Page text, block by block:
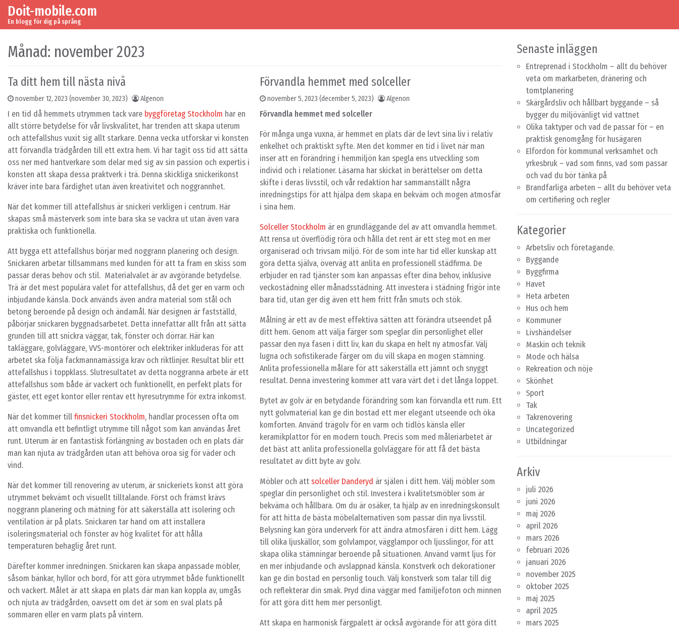
Skip to content
Main Navigation
Doit-mobile.com
En blogg för dig på språng
Månad: november 2023
Ta ditt hem till nästa nivå
november 12, 2023 (november 30, 2023) Algenon
I en tid då hemmets utrymmen tack vare byggföretag Stockholm har en
allt större betydelse för vår livskvalitet, har trenden att skapa uterum
och attefallshus vuxit sig allt starkare. Denna vecka utforskar vi konsten
att förvandla trädgården till ett extra hem. Vi har tagit oss tid att sätta
oss ner med hantverkare som delar med sig av sin passion och expertis i
konsten att skapa dessa praktverk i trä. Denna skickliga snickerikonst
kräver inte bara färdighet utan även kreativitet och noggrannhet.
När det kommer till attefallshus är snickeri verkligen i centrum. Här
skapas små mästerverk som inte bara ska se vackra ut utan även vara
praktiska och funktionella.
Att bygga ett attefallshus börjar med noggrann planering och design.
Snickaren arbetar tillsammans med kunden för att ta fram en skiss som
passar deras behov och stil. Materialvalet är av avgörande betydelse.
Trä är det mest populära valet för attefallshus, då det ger en varm och
inbjudande känsla. Dock används även andra material som stål och
betong beroende på design och ändamål. När designen är fastställd,
påbörjar snickaren byggnadsarbetet. Detta innefattar allt från att sätta
grunden till att snickra väggar, tak, fönster och dörrar. Här kan
takläggare, golvläggare, VVS-montörer och elektriker inkluderas för att
arbetet ska följa fackmannamässiga krav och riktlinjer. Resultat blir ett
attefallshus i toppklass. Slutresultatet av detta noggranna arbete är ett
attefallshus som både är vackert och funktionellt, en perfekt plats för
gäster, ett eget kontor eller rentav ett hyresutrymme för extra inkomst.
När det kommer till finsnickeri Stockholm, handlar processen ofta om
att omvandla ett befintligt utrymme till något som kan användas året
runt. Uterum är en fantastisk förlängning av bostaden och en plats där
man kan njuta av trädgården utan att behöva oroa sig för väder och
vind.
När det kommer till renovering av uterum, är snickeriets konst att göra
utrymmet bekvämt och visuellt tilltalande. Först och främst krävs
noggrann planering och mätning för att säkerställa att isolering och
ventilation är på plats. Snickaren tar hand om att installera
isoleringsmaterial och fönster av hög kvalitet för att hålla
temperaturen behaglig året runt.
Därefter kommer inredningen. Snickaren kan skapa anpassade möbler,
såsom bänkar, hyllor och bord, för att göra utrymmet både funktionellt
och vackert. Målet är att skapa en plats där man kan koppla av, umgås
och njuta av trädgården, oavsett om det är som en sval plats på
sommaren eller en varm plats på vintern.
Förvandla hemmet med solceller
november 5, 2023 (december 5, 2023) Algenon
Förvandla hemmet med solceller
För många unga vuxna, är hemmet en plats där de levt sina liv i relativ
enkelhet och praktiskt syfte. Men det kommer en tid i livet när man
inser att en förändring i hemmiljön kan spegla ens utveckling som
individ och i relationer. Läsarna har skickat in berättelser om detta
skifte i deras livsstil, och vår redaktion har sammanställt några
inredningstips för att hjälpa dem skapa en bekväm och mogen atmosfär
i sina hem.
Solceller Stockholm är en grundläggande del av att omvandla hemmet.
Att rensa ut överflödig röra och hålla det rent är ett steg mot en mer
organiserad och trivsam miljö. För de som inte har tid eller kunskap att
göra detta själva, överväg att anlita en professionell städfirma. De
erbjuder en rad tjänster som kan anpassas efter dina behov, inklusive
veckostädning eller månadsstädning. Att investera i städning frigör inte
bara tid, utan ger dig även ett hem fritt från smuts och stök.
Målning är ett av de mest effektiva sätten att förändra utseendet på
ditt hem. Genom att välja färger som speglar din personlighet eller
passar den nya fasen i ditt liv, kan du skapa en helt ny atmosfär. Välj
lugna och sofistikerade färger om du vill skapa en mogen stämning.
Anlita professionella målare för att säkerställa ett jämnt och snyggt
resultat. Denna investering kommer att vara värt det i det långa loppet.
Bytet av golv är en betydande förändring som kan förvandla ett rum. Ett
nytt golvmaterial kan ge din bostad ett mer elegant utseende och öka
komforten. Använd trägolv för en varm och tidlös känsla eller
keramikplattor för en modern touch. Precis som med måleriarbetet är
det bäst att anlita professionella golvläggare för att få det bästa
resultatet av ditt byte av golv.
Möbler och att solceller Danderyd är själen i ditt hem. Välj möbler som
speglar din personlighet och stil. Investera i kvalitetsmöbler som är
bekväma och hållbara. Om du är osäker, ta hjälp av en inredningskonsult
för att hitta de bästa möbelalternativen som passar din nya livsstil.
Belysning kan göra underverk för att ändra atmosfären i ditt hem. Lägg
till olika ljuskällor, som golvlampor, vägglampor och ljusslingor, för att
skapa olika stämningar beroende på situationen. Använd varmt ljus för
en mer inbjudande och avslappnad känsla. Konstverk och dekorationer
kan ge din bostad en personlig touch. Välj konstverk som talar till dig
och reflekterar din smak. Pryd dina väggar med familjefoton och minnen
för att göra ditt hem mer personligt.
Att skapa en harmonisk färgpalett är också avgörande för att göra ditt
Senaste inläggen
Entreprenad i Stockholm – allt du behöver
veta om markarbeten, dränering och
tomtplanering
Skärgårdsliv och hållbart byggande – så
bygger du miljövänligt vid vattnet
Olika taktyper och vad de passar för – en
praktisk genomgång för husägaren
Elfordon för kommunal verksamhet och
yrkesbruk – vad som finns, vad som passar
och vad du bör tänka på
Brandfarliga arbeten – allt du behöver veta
om certifiering och regler
Kategorier
Arbetsliv och företagande.
Byggande
Byggfirma
Havet
Heta arbeten
Hus och hem
Kommuner
Livshändelser
Maskin och teknik
Mode och hälsa
Rekreation och nöje
Skönhet
Sport
Tak
Takrenovering
Uncategorized
Utbildningar
Arkiv
juli 2026
juni 2026
maj 2026
april 2026
mars 2026
februari 2026
januari 2026
november 2025
oktober 2025
maj 2025
april 2025
mars 2025